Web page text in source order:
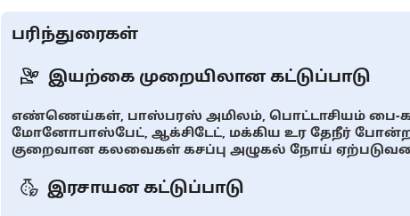
பரிந்துரைகள்
இயற்கை முறையிலான கட்டுப்பாடு
எண்ணெய்கள், பாஸ்பரஸ் அமிலம், பொட்டாசியம் பை-
மோனோபாஸ்பேட், ஆக்சிடேட், மக்கிய உர தேநீர் போன்ற
குறைவான கலவைகள் கசப்பு அழுகல் நோய்
இரசாயன கட்டுப்பாடு